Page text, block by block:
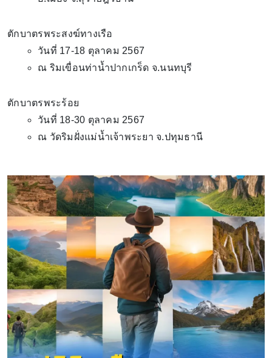
ตักบาตรพระสงฆ์ทางเรือ
วันที่ 17-18 ตุลาคม 2567
ณ ริมเขื่อนท่าน้ำปากเกร็ด จ.นนทบุรี
ตักบาตรพระร้อย
วันที่ 18-30 ตุลาคม 2567
ณ วัดริมฝั่งแม่น้ำเจ้าพระยา จ.ปทุมธานี